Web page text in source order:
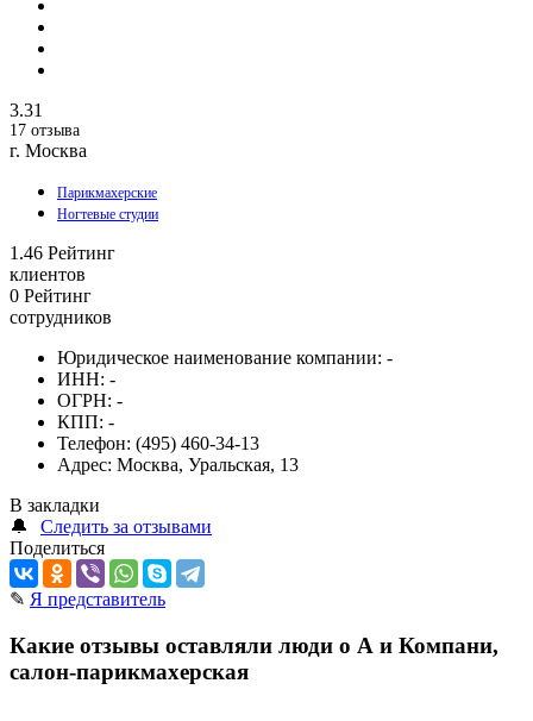
3.31
17 отзыва
г. Москва
Парикмахерские
Ногтевые студии
1.46 Рейтинг
клиентов
0 Рейтинг
сотрудников
Юридическое наименование компании: -
ИНН: -
ОГРН: -
КПП: -
Телефон: (495) 460-34-13
Адрес: Москва, Уральская, 13
В закладки
🔔
Следить за отзывами
Поделиться
✎ Я представитель
Какие отзывы оставляли люди о А и Компани,
салон-парикмахерская